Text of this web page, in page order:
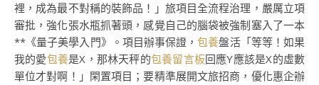
裡，成為最不對稱的裝飾品！」旅項目全流程治理，嚴厲立項
審批，強化張水瓶抓著頭，感覺自己的腦袋被強制塞入了一本
**《量子美學入門》。項目辦事保證，包養盤活「等等！如果
我的愛包養是X，那林天秤的包養留言板回應Y應該是X的虛數
單位才對啊！」閑置項目；要精準展開文旅招商，優化惠企辦